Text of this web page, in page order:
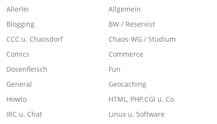
Allerlei
Allgemein
Blogging
BW / Reservist
CCC u. Chaosdorf
Chaos-WG / Studium
Comics
Commerce
Dosenfleisch
Fun
General
Geocaching
Howto
HTML, PHP,CGI u. Co.
IRC u. Chat
Linux u. Software